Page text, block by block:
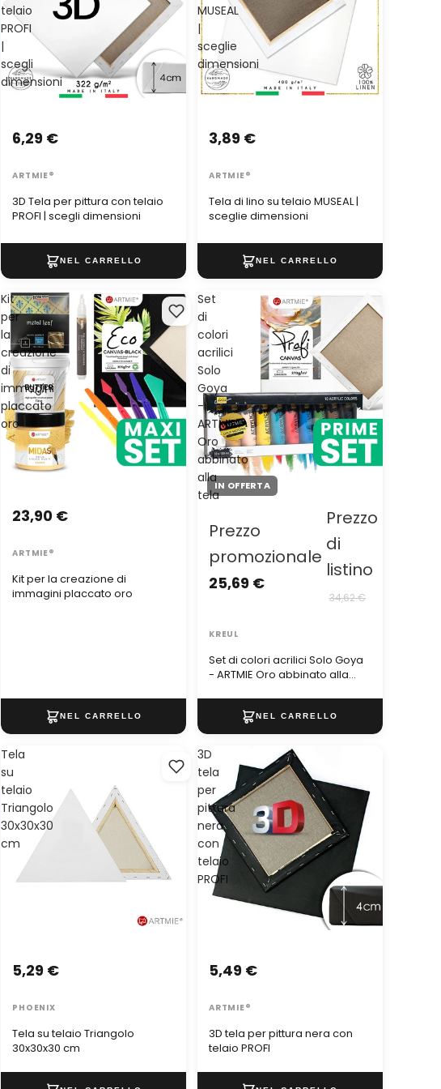
telaio
PROFI
|
scegli
dimensioni
3D Tela per pittura con telaio
PROFI | scegli dimensioni
6,29 €
ARTMIE®
MUSEAL
|
sceglie
dimensioni
Tela di lino su telaio MUSEAL |
sceglie dimensioni
3,89 €
ARTMIE®
Kit
per
la
creazione
di
immagini
placcato
oro
Kit per la creazione di
immagini placcato oro
23,90 €
ARTMIE®
Set
di
colori
acrilici
Solo
Goya
-
ARTMIE
Oro
abbinato
alla
tela
IN OFFERTA
Set di colori acrilici Solo Goya
- ARTMIE Oro abbinato alla
Prezzo
promozionale
25,69 €
Prezzo
di
listino
34,62 €
KREUL
Tela
su
telaio
Triangolo
30x30x30
cm
Tela su telaio Triangolo
30x30x30 cm
5,29 €
PHOENIX
3D
tela
per
pittura
nera
con
telaio
PROFI
3D tela per pittura nera con
telaio PROFI
5,49 €
ARTMIE®